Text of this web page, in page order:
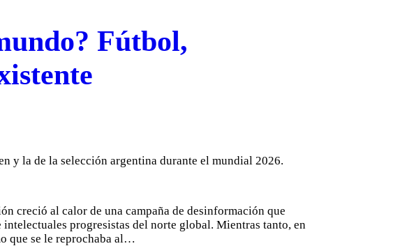
Fútbol,
creció al calor de una campaña de desinformación que
progresistas del norte global. Mientras tanto, en
que se le reprochaba al…